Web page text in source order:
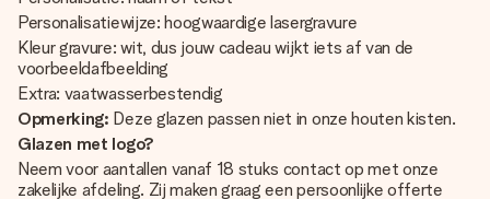
Personalisatiewijze: hoogwaardige lasergravure
Kleur gravure: wit, dus jouw cadeau wijkt iets af van de
voorbeeldafbeelding
Extra: vaatwasserbestendig
Opmerking: Deze glazen passen niet in onze houten kisten.
Glazen met logo?
Neem voor aantallen vanaf 18 stuks contact op met onze
zakelijke afdeling. Zij maken graag een persoonlijke offerte